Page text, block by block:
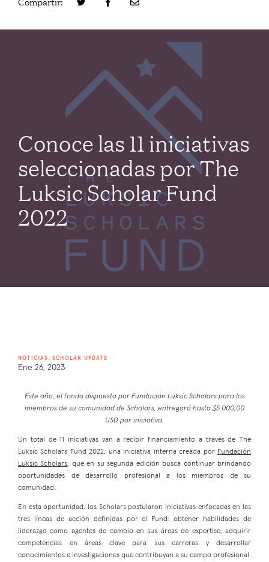
Conoce las 11 iniciativas
seleccionadas por The
Luksic Scholar Fund
2022
NOTICIAS, SCHOLAR UPDATE
Ene 26, 2023
Este año, el fondo dispuesto por Fundación Luksic Scholars para los
miembros de su comunidad de Scholars, entregará hasta $5.000,00
USD por iniciativa.
Un total de 11 iniciativas van a recibir financiamiento a través de The
Luksic Scholars Fund 2022, una iniciativa interna creada por Fundación
Luksic Scholars, que en su segunda edición busca continuar brindando
oportunidades de desarrollo profesional a los miembros de su
comunidad.
En esta oportunidad, los Scholars postularon iniciativas enfocadas en las
tres líneas de acción definidas por el Fund: obtener habilidades de
liderazgo como agentes de cambio en sus áreas de expertise, adquirir
competencias en áreas clave para sus carreras y desarrollar
conocimientos e investigaciones que contribuyan a su campo profesional.